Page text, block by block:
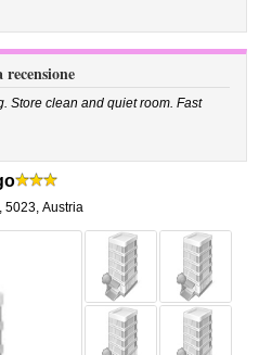
Store clean and quiet room. Fast
,5023, Austria